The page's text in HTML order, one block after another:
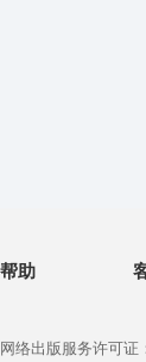
帮助
网络出版服务许可证